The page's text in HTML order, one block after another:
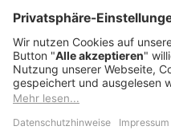
Cookie-Einstellungen
Datenschutz
Impressum
Streitbeilegung
Nutzungshinweise